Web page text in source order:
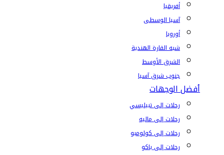
أفريقيا
آسيا الوسطى
أوروبا
شبه القارة الهندية
الشرق الأوسط
جنوب شرق آسيا
أفضل الوجهات
رحلات إلى تبيليسي
رحلات إلى ماليه
رحلات إلى كولومبو
رحلات إلى باكو